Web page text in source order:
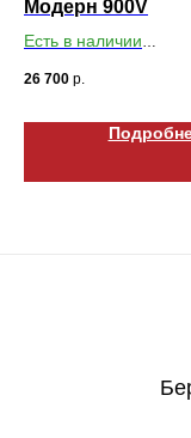
Модерн 900V
Есть в наличии
26 700 р.